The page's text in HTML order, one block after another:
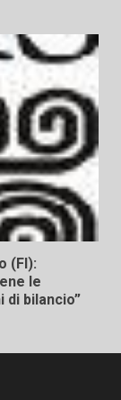
(FI):
le
bilancio”